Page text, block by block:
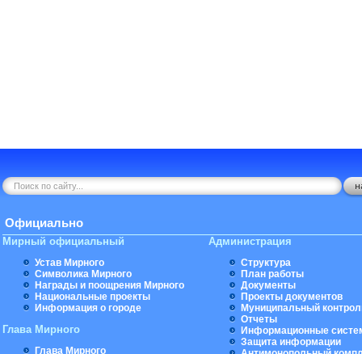
Официально
Мирный официальный
Устав Мирного
Символика Мирного
Награды и поощрения Мирного
Национальные проекты
Информация о городе
Глава Мирного
Глава Мирного
Администрация
Структура
План работы
Документы
Проекты документов
Муниципальный
Отчеты
Информационные
Защита информации